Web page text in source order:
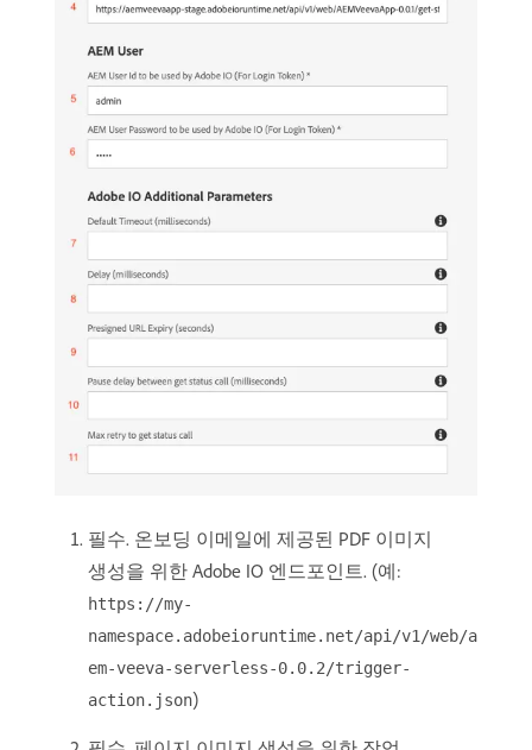
필수. 온보딩 이메일에 제공된 PDF 이미지
생성을 위한 Adobe IO 엔드포인트. (예:
https://my-
namespace.adobeioruntime.net/api/v1/web/a
em-veeva-serverless-0.0.2/trigger-
action.json)